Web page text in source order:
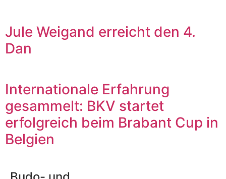
Jule Weigand erreicht den 4.
Dan
Internationale Erfahrung
gesammelt: BKV startet
erfolgreich beim Brabant Cup in
Belgien